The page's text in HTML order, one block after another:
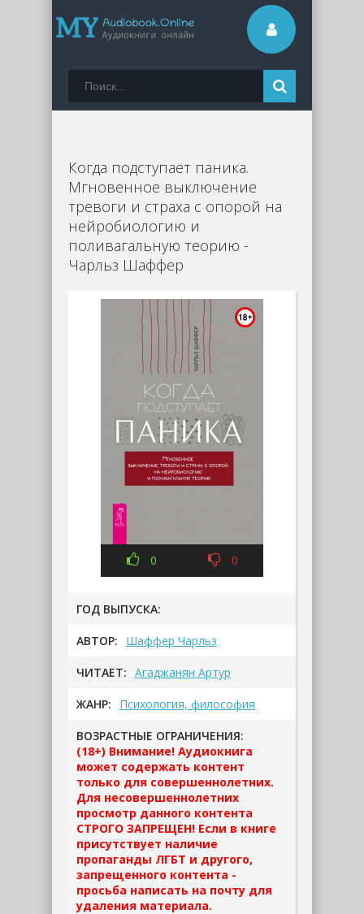
Когда подступает паника.
Мгновенное выключение
тревоги и страха с опорой на
нейробиологию и
поливагальную теорию -
Чарльз Шаффер
0 0
ГОД ВЫПУСКА:
АВТОР: Шаффер Чарльз
ЧИТАЕТ: Агаджанян Артур
ЖАНР: Психология, философия
ВОЗРАСТНЫЕ ОГРАНИЧЕНИЯ:
(18+) Внимание! Аудиокнига
может содержать контент
только для совершеннолетних.
Для несовершеннолетних
просмотр данного контента
СТРОГО ЗАПРЕЩЕН! Если в книге
присутствует наличие
пропаганды ЛГБТ и другого,
запрещенного контента -
просьба написать на почту для
удаления материала.